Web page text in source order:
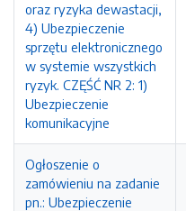
oraz ryzyka dewastacji,
4) Ubezpieczenie
sprzętu elektronicznego
w systemie wszystkich
ryzyk. CZĘŚĆ NR 2: 1)
Ubezpieczenie
komunikacyjne
Ogłoszenie o
zamówieniu na zadanie
pn.: Ubezpieczenie